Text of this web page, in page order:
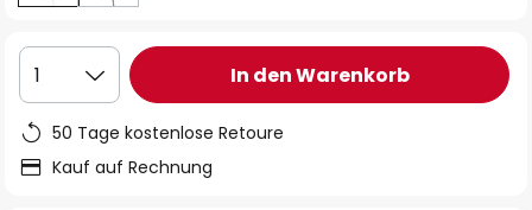
1 In den Warenkorb
50 Tage kostenlose Retoure
Kauf auf Rechnung